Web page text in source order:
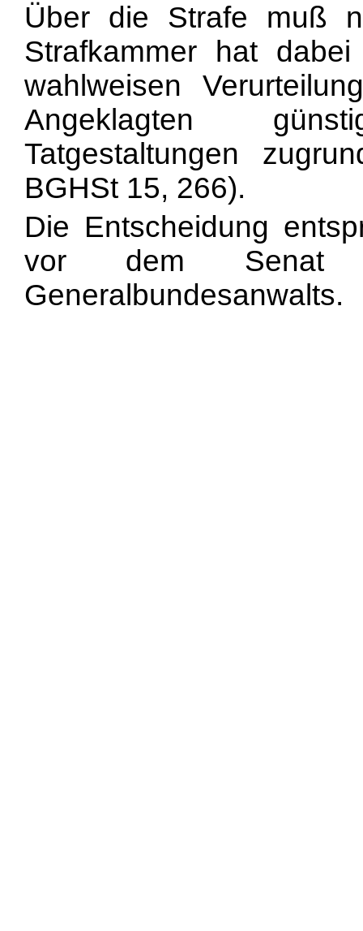
Über die Strafe muß
Strafkammer hat
wahlweisen
Angeklagten
Tatgestaltungen
BGHSt 15, 266).
Die Entscheidung
vor dem Senat
Generalbundesanwalts.